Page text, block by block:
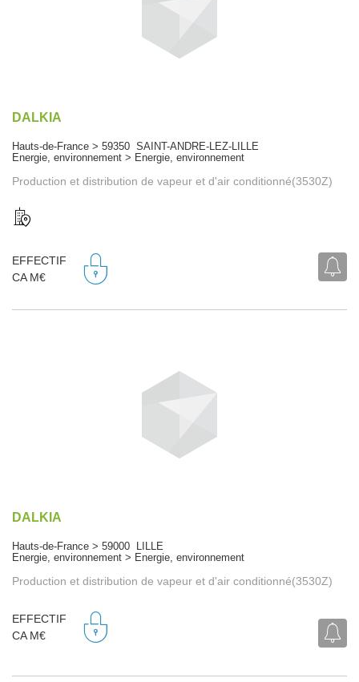
DALKIA
Hauts-de-France > 59350 SAINT-ANDRE-LEZ-LILLE
Energie, environnement > Energie, environnement
Production et distribution de vapeur et d'air conditionné(3530Z)
EFFECTIF
CA M€
DALKIA
Hauts-de-France > 59000 LILLE
Energie, environnement > Energie, environnement
Production et distribution de vapeur et d'air conditionné(3530Z)
EFFECTIF
CA M€